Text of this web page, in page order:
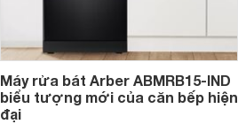
Máy rửa bát Arber ABMRB15-IND
biểu tượng mới của căn bếp hiện
đại